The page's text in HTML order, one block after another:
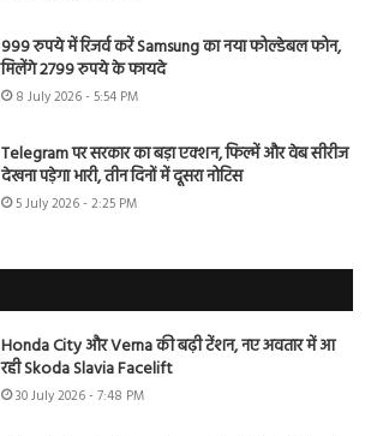
999 रुपये में रिजर्व करें Samsung का नया फोल्डेबल फोन,
मिलेंगे 2799 रुपये के फायदे
8 July 2026 - 5:54 PM
Telegram पर सरकार का बड़ा एक्शन, फिल्में और वेब सीरीज
देखना पड़ेगा भारी, तीन दिनों में दूसरा नोटिस
5 July 2026 - 2:25 PM
Honda City और Verna की बढ़ी टेंशन, नए अवतार में आ
रही Skoda Slavia Facelift
30 July 2026 - 7:48 PM